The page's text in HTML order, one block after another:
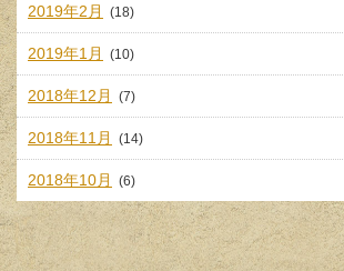
2019年2月 (18)
2019年1月 (10)
2018年12月 (7)
2018年11月 (14)
2018年10月 (6)